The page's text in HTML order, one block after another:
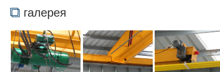
галерея